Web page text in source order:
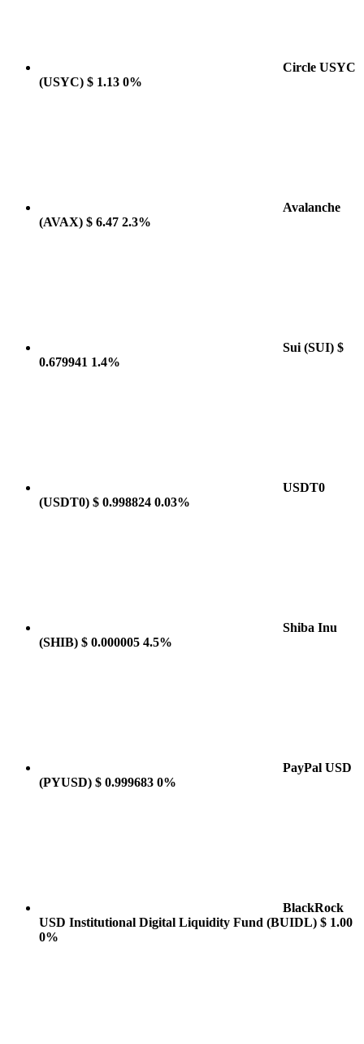
Circle USYC
(USYC) $ 1.13 0%
Avalanche
(AVAX) $ 6.47 2.3%
Sui (SUI) $
0.679941 1.4%
USDT0
(USDT0) $ 0.998824 0.03%
Shiba Inu
(SHIB) $ 0.000005 4.5%
PayPal USD
(PYUSD) $ 0.999683 0%
BlackRock
USD Institutional Digital Liquidity Fund (BUIDL) $ 1.00
0%